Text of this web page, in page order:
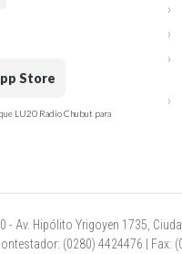
Store
LU20 Radio Chubut para
- Av. Hipólito Yrigoyen 1735,
(0280) 4424476 | Fax: